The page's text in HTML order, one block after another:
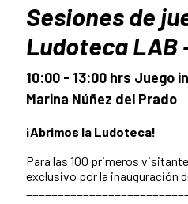
Sesiones de
Ludoteca LAB
10:00 - 13:00 hrs Juego
Marina Núñez del Prado
¡Abrimos la Ludoteca!
Para las 100 primeros
exclusivo por la inauguración